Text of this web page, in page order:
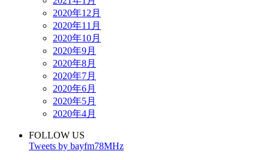
2020年12月
2020年11月
2020年10月
2020年9月
2020年8月
2020年7月
2020年6月
2020年5月
2020年4月
FOLLOW US
Tweets by bayfm78MHz